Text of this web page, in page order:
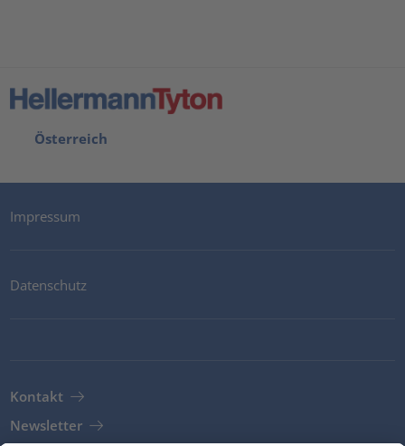
Österreich
Impressum
Datenschutz
Kontakt
Newsletter